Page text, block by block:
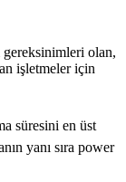
gereksinimleri olan,
işletmeler için
süresini en üst
yanı sıra power